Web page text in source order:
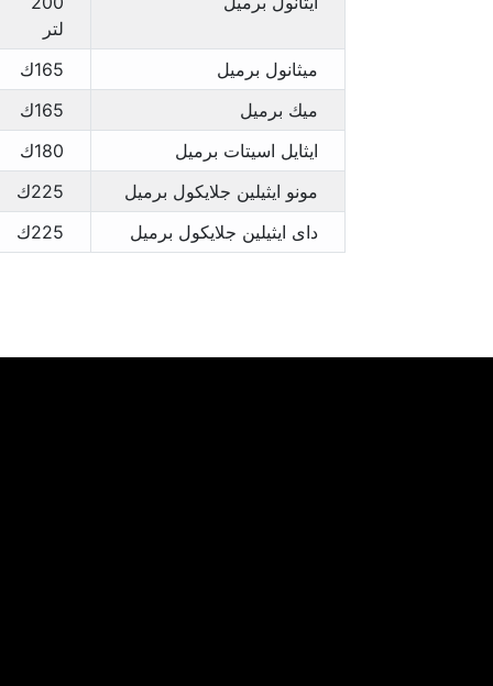
لتر
ميثانول برميل 165ك
ميك برميل
165ك
ايثايل اسيتات برميل
180ك
مونو ايثيلين جلايكول برميل
225ك
داى ايثيلين جلايكول برميل
225ك